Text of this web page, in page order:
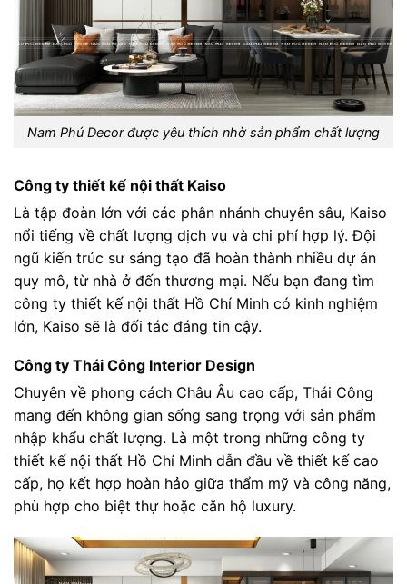
Nam Phú Decor được yêu thích nhờ sản phẩm chất lượng
Công ty thiết kế nội thất Kaiso
Là tập đoàn lớn với các phân nhánh chuyên sâu, Kaiso
nổi tiếng về chất lượng dịch vụ và chi phí hợp lý. Đội
ngũ kiến trúc sư sáng tạo đã hoàn thành nhiều dự án
quy mô, từ nhà ở đến thương mại. Nếu bạn đang tìm
công ty thiết kế nội thất Hồ Chí Minh có kinh nghiệm
lớn, Kaiso sẽ là đối tác đáng tin cậy.
Công ty Thái Công Interior Design
Chuyên về phong cách Châu Âu cao cấp, Thái Công
mang đến không gian sống sang trọng với sản phẩm
nhập khẩu chất lượng. Là một trong những công ty
thiết kế nội thất Hồ Chí Minh dẫn đầu về thiết kế cao
cấp, họ kết hợp hoàn hảo giữa thẩm mỹ và công năng,
phù hợp cho biệt thự hoặc căn hộ luxury.